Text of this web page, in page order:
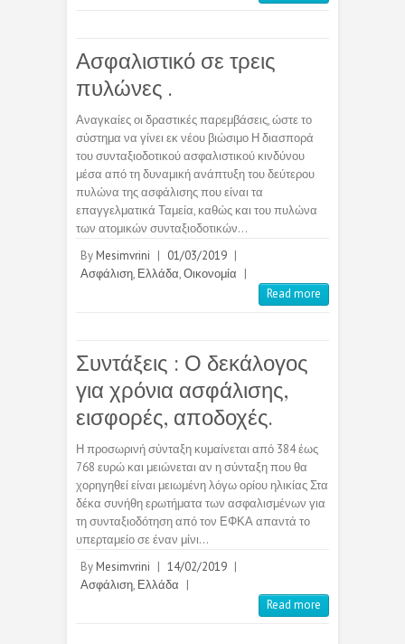
Ασφαλιστικό σε τρεις
πυλώνες .
Αναγκαίες οι δραστικές παρεμβάσεις, ώστε το
σύστημα να γίνει εκ νέου βιώσιμο Η διασπορά
του συνταξιοδοτικού ασφαλιστικού κινδύνου
μέσα από τη δυναμική ανάπτυξη του δεύτερου
πυλώνα της ασφάλισης που είναι τα
επαγγελματικά Ταμεία, καθώς και του πυλώνα
των ατομικών συνταξιοδοτικών…
By Mesimvrini | 01/03/2019 |
Ασφάλιση, Ελλάδα,Οικονομία |
Read more
Συντάξεις : Ο δεκάλογος
για χρόνια ασφάλισης,
εισφορές, αποδοχές.
Η προσωρινή σύνταξη κυμαίνεται από 384 έως
768 ευρώ και μειώνεται αν η σύνταξη που θα
χορηγηθεί είναι μειωμένη λόγω ορίου ηλικίας Στα
δέκα συνήθη ερωτήματα των ασφαλισμένων για
τη συνταξιοδότηση από τον ΕΦΚΑ απαντά το
υπερταμείο σε έναν μίνι…
By Mesimvrini | 14/02/2019 |
Ασφάλιση, Ελλάδα |
Read more